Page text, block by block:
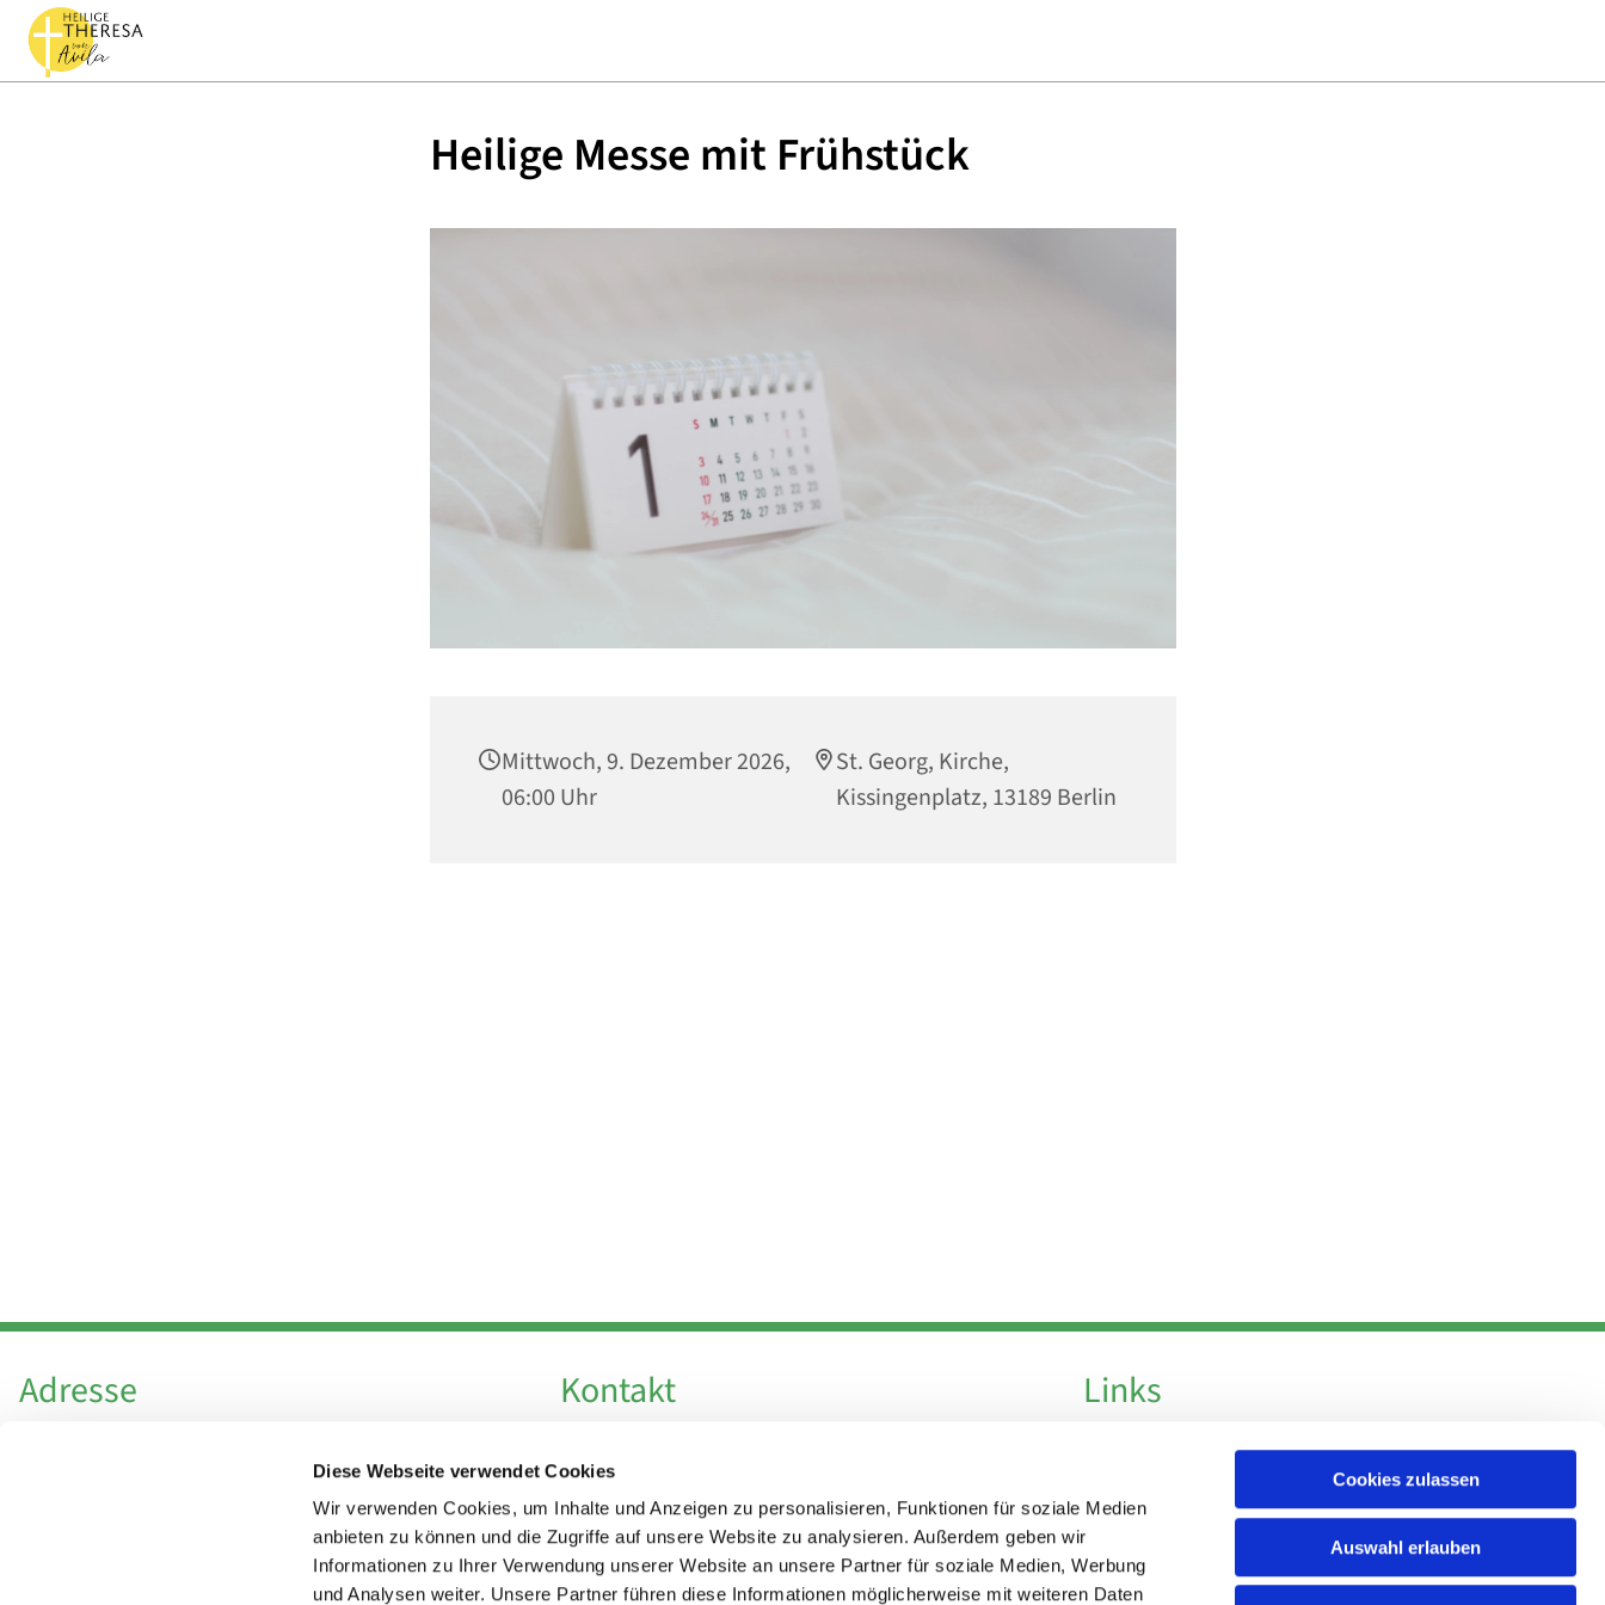
Diese Webseite verwendet Cookies
Wir verwenden Cookies, um Inhalte und Anzeigen zu personalisieren, Funktionen für soziale Medien
anbieten zu können und die Zugriffe auf unsere Website zu analysieren. Außerdem geben wir
Informationen zu Ihrer Verwendung unserer Website an unsere Partner für soziale Medien, Werbung
und Analysen weiter. Unsere Partner führen diese Informationen möglicherweise mit weiteren Daten
Cookies zulassen
Auswahl erlauben
Heilige Messe mit Frühstück
Mittwoch, 9. Dezember 2026,
06:00 Uhr
St. Georg, Kirche,
Kissingenplatz, 13189 Berlin
Adresse
Hl. Theresa von Avila Berlin Nordost
Leitender Pfarrer - Norbert Pomplun
Kontakt
Fax +49 30 924 54 18
E-Mailinfo@theresa-von-avila-berlin.de
Kirchenvorstand
Links
Impressum